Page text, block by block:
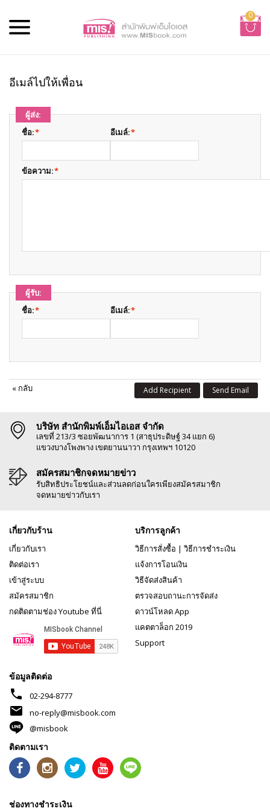
0
อีเมล์ไปให้เพื่อน
ผู้ส่ง:
*
ชื่อ: *
อีเมล์:
*
ข้อความ:
ผู้รับ:
*
ชื่อ: *
อีเมล์:
« กลับ Send Email
Add Recipient
บริษัท สำนักพิมพ์เอ็มไอเอส จำกัด
เลขที่ 213/3 ซอยพัฒนาการ 1 (สาธุประดิษฐ์ 34 แยก 6)
แขวงบางโพงพาง เขตยานนาวา กรุงเทพฯ 10120
สมัครสมาชิกจดหมายข่าว
รับสิทธิประโยชน์และส่วนลดก่อนใครเพียงสมัครสมาชิก
จดหมายข่าวกับเรา
เกี่ยวกับร้าน
เกี่ยวกับเรา
ติดต่อเรา
เข้าสู่ระบบ
สมัครสมาชิก
กดติดตามช่อง Youtube ที่นี่
บริการลูกค้า
วิธีการสั่งซื้อ | วิธีการชำระเงิน
แจ้งการโอนเงิน
วิธีจัดส่งสินค้า
ตรวจสอบถานะการจัดส่ง
ดาวน์โหลด App
แคตตาล็อก 2019
Support
ข้อมูลติดต่อ
phone 02-294-8777
mail
no-reply@misbook.com
@misbook
ติดตามเรา
ช่องทางชำระเงิน